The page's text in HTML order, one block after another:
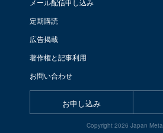
定期購読
広告掲載
著作権と記事利用
お問い合わせ
お申し込み
Copyright 2026 Japan